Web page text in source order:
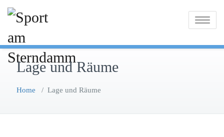
Toggle
Lage und Räume
Home / Lage und Räume